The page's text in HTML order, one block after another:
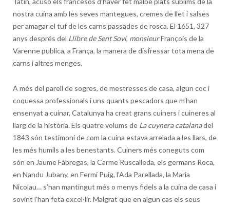
nostra cuina amb les seves mantegues, cremes de llet i salses
per amagar el tuf de les carns passades de rosca. El 1651, 327
anys després del Llibre de Sent Soví, monsieurFrançois de la
Varenne publica, a França, la manera de disfressar tota mena de
carns i altres menges.
A més del parell de sogres, de mestresses de casa, algun coc i
coquessa professionals i uns quants pescadors que m’han
ensenyat a cuinar, Catalunya ha creat grans cuiners i cuineres al
llarg de la història. Els quatre volums de La cuynera catalanadel
1843 són testimoni de com la cuina estava arrelada a les llars, de
les més humils a les benestants. Cuiners més coneguts com
són en Jaume Fàbregas, la Carme Ruscalleda, els germans Roca,
en Nandu Jubany, en Fermí Puig, l’Ada Parellada, la Maria
Nicolau… s’han mantingut més o menys fidels a la cuina de casa i
sovint l’han feta excel·lir. Malgrat que en algun cas els seus